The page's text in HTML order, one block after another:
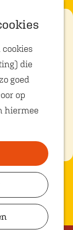
die
goed
op
hiermee
Eten met
Op zoek naar
kindvriendelijke
restaurants in
Oosterhout? In
Oosterhout vind
je volop plekken
waar je gezellig
en lekker kunt
kindvriendelijke
eetadresjes.